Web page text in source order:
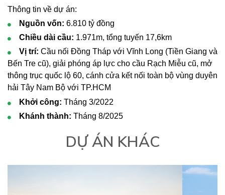
Thông tin về dự án:
Nguồn vốn: 6.810 tỷ đồng
Chiều dài cầu: 1.971m, tổng tuyến 17,6km
Vị trí: Cầu nối Đồng Tháp với Vĩnh Long (Tiền Giang và
Bến Tre cũ), giải phóng áp lực cho cầu Rạch Miễu cũ, mở
thông trục quốc lộ 60, cánh cửa kết nối toàn bộ vùng duyên
hải Tây Nam Bộ với TP.HCM
Khởi công: Tháng 3/2022
Khánh thành: Tháng 8/2025
DỰ ÁN KHÁC